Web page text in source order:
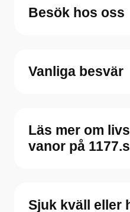
Besök hos oss
Vanliga besvär
Läs mer om
vanor på
Sjuk kväll eller